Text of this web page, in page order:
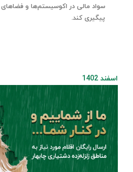
سواد مالی در اکوسیستم‌ها و
پیگیری کند.
اسفند 1402